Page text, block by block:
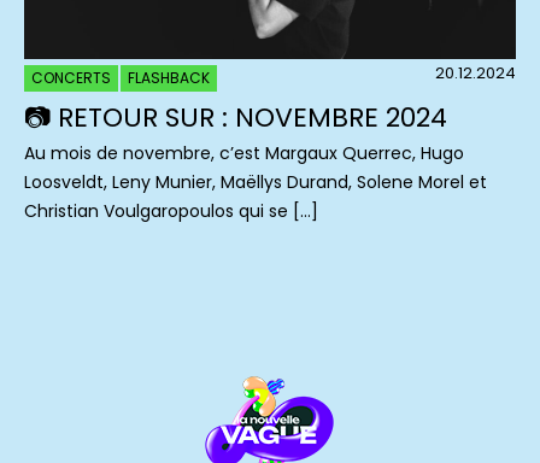
CONCERTS FLASHBACK 20.12.2024
📷 RETOUR SUR : NOVEMBRE 2024
Au mois de novembre, c’est Margaux Querrec, Hugo
Loosveldt, Leny Munier, Maëllys Durand, Solene Morel et
Christian Voulgaropoulos qui se […]